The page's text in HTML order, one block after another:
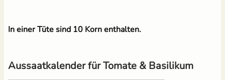
In einer Tüte sind 10 Korn enthalten.
Aussaatkalender für Tomate & Basilikum